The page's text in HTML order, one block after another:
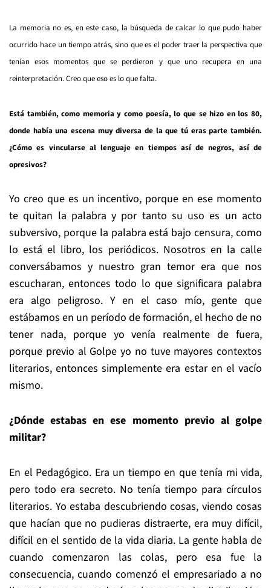
La memoria no es, en este caso, la búsqueda de calcar lo que pudo haber
ocurrido hace un tiempo atrás, sino que es el poder traer la perspectiva que
tenían esos momentos que se perdieron y que uno recupera en una
reinterpretación. Creo que eso es lo que falta.
Está también, como memoria y como poesía, lo que se hizo en los 80,
donde había una escena muy diversa de la que tú eras parte también.
¿Cómo es vincularse al lenguaje en tiempos así de negros, así de
opresivos?
Yo creo que es un incentivo, porque en ese momento
te quitan la palabra y por tanto su uso es un acto
subversivo, porque la palabra está bajo censura, como
lo está el libro, los periódicos. Nosotros en la calle
conversábamos y nuestro gran temor era que nos
escucharan, entonces todo lo que significara palabra
era algo peligroso. Y en el caso mío, gente que
estábamos en un período de formación, el hecho de no
tener nada, porque yo venía realmente de fuera,
porque previo al Golpe yo no tuve mayores contextos
literarios, entonces simplemente era estar en el vacío
mismo.
¿Dónde estabas en ese momento previo al golpe
militar?
En el Pedagógico. Era un tiempo en que tenía mi vida,
pero todo era secreto. No tenía tiempo para círculos
literarios. Yo estaba descubriendo cosas, viendo cosas
que hacían que no pudieras distraerte, era muy difícil,
difícil en el sentido de la vida diaria. La gente habla de
cuando comenzaron las colas, pero esa fue la
consecuencia, cuando comenzó el empresariado a no